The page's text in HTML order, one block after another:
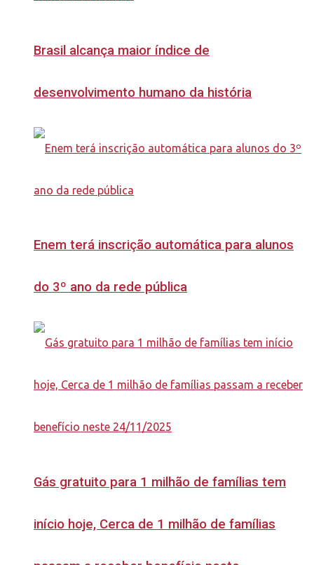
Brasil alcança maior índice de
desenvolvimento humano da história
Enem terá inscrição automática para alunos
do 3º ano da rede pública
Gás gratuito para 1 milhão de famílias tem
início hoje, Cerca de 1 milhão de famílias